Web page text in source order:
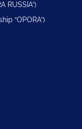
RUSSIA”)
“OPORA”)